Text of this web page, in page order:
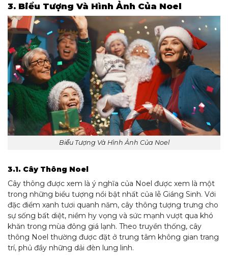
3. Biểu Tượng Và Hình Ảnh Của Noel
Biểu Tượng Và Hình Ảnh Của Noel
3.1. Cây Thông Noel
Cây thông được xem là ý nghĩa của Noel được xem là một
trong những biểu tượng nổi bật nhất của lễ Giáng Sinh. Với
đặc điểm xanh tươi quanh năm, cây thông tượng trưng cho
sự sống bất diệt, niềm hy vọng và sức mạnh vượt qua khó
khăn trong mùa đông giá lạnh. Theo truyền thống, cây
thông Noel thường được đặt ở trung tâm không gian trang
trí, phủ đầy những dải đèn lung linh.